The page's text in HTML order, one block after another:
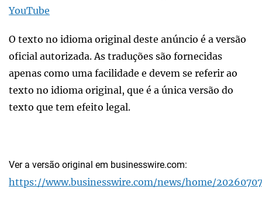
YouTube
O texto no idioma original deste anúncio é a versão
oficial autorizada. As traduções são fornecidas
apenas como uma facilidade e devem se referir ao
texto no idioma original, que é a única versão do
texto que tem efeito legal.
Ver a versão original em businesswire.com:
https://www.businesswire.com/news/home/